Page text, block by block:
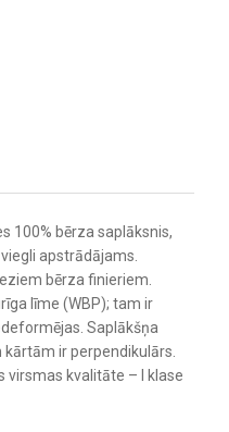
100% bērza saplāksnis,
apstrādājams.
bērza finieriem.
līme (WBP); tam ir
Saplākšņa
ir perpendikulārs.
virsmas kvalitāte – I klase